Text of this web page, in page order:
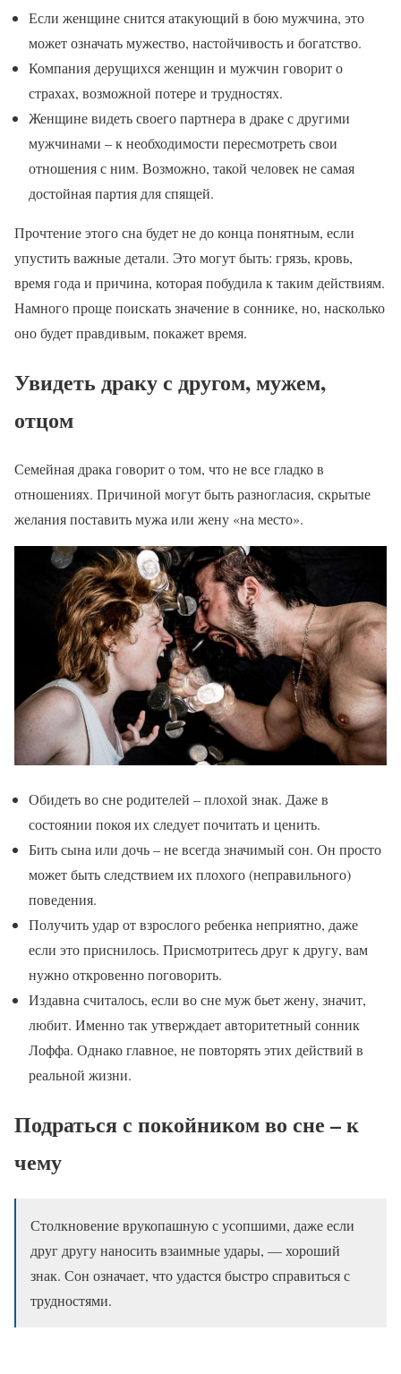
Если женщине снится атакующий в бою мужчина, это
может означать мужество, настойчивость и богатство.
Компания дерущихся женщин и мужчин говорит о
страхах, возможной потере и трудностях.
Женщине видеть своего партнера в драке с другими
мужчинами – к необходимости пересмотреть свои
отношения с ним. Возможно, такой человек не самая
достойная партия для спящей.
Прочтение этого сна будет не до конца понятным, если
упустить важные детали. Это могут быть: грязь, кровь,
время года и причина, которая побудила к таким действиям.
Намного проще поискать значение в соннике, но, насколько
оно будет правдивым, покажет время.
Увидеть драку с другом, мужем,
отцом
Семейная драка говорит о том, что не все гладко в
отношениях. Причиной могут быть разногласия, скрытые
желания поставить мужа или жену «на место».
Обидеть во сне родителей – плохой знак. Даже в
состоянии покоя их следует почитать и ценить.
Бить сына или дочь – не всегда значимый сон. Он просто
может быть следствием их плохого (неправильного)
поведения.
Получить удар от взрослого ребенка неприятно, даже
если это приснилось. Присмотритесь друг к другу, вам
нужно откровенно поговорить.
Издавна считалось, если во сне муж бьет жену, значит,
любит. Именно так утверждает авторитетный сонник
Лоффа. Однако главное, не повторять этих действий в
реальной жизни.
Подраться с покойником во сне – к
чему
Столкновение врукопашную с усопшими, даже если
друг другу наносить взаимные удары, — хороший
знак. Сон означает, что удастся быстро справиться с
трудностями.